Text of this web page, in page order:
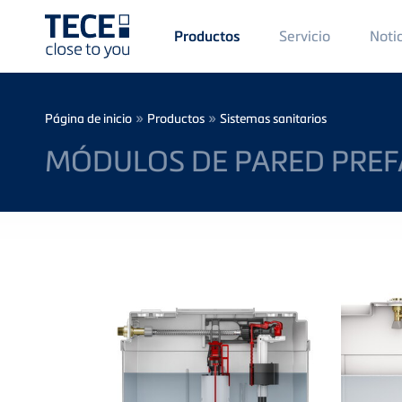
Main
Menü
1
Productos Servicio
Breadcrumb
Página de inicio » Productos » Sistemas sanitarios
MÓDULOS DE PARED